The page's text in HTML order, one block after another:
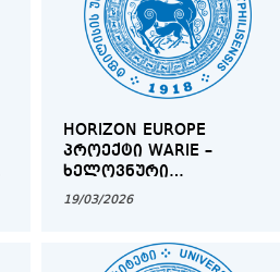
HORIZON EUROPE
ᲞᲠᲝᲔᲥᲢᲘ WARIE –
ᲮᲔᲚᲝᲕᲜᲣᲠᲘ
ᲘᲜᲢᲔᲚᲔᲥᲢᲘᲡ ᲙᲕᲚᲔᲕᲘᲡᲐ
ᲐᲦᲛᲝᲡᲐᲕᲚᲔᲗ
19/03/2026